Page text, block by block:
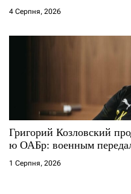
4 Серпня, 2026
Григорий Козловский
ю ОАБр: военным
1 Серпня, 2026